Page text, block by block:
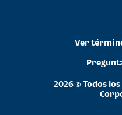
2026 © Todos
Ver